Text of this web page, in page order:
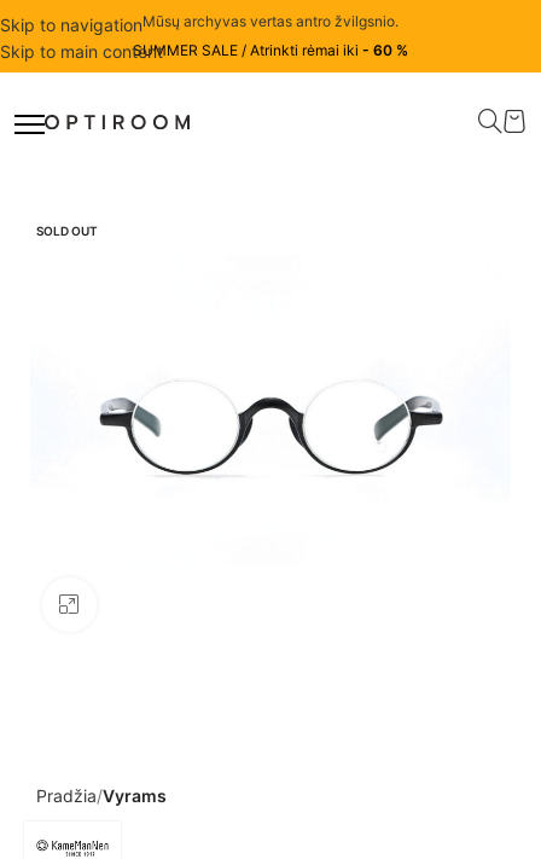
Skip to navigation
Skip to main content
Mūsų archyvas vertas antro žvilgsnio.
SUMMER SALE / Atrinkti rėmai iki - 60 %
SOLD OUT
Pradžia Vyrams